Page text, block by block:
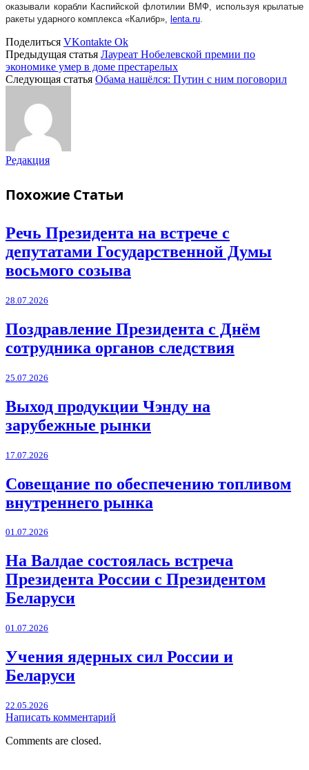
оказывали корабли Каспийской флотилии ВМФ, используя крылатые
ракеты ударного комплекса «Калибр»,
lenta.ru
Поделиться VKontakte Ok
Предыдущая статья Лауреат Нобелевской премии по
экономике умер в доме престарелых
Следующая статья Обама нашёлся: Путин с ним поговорил
Редакция
Похожие Статьи
Речь Президента на встрече с
депутатами Государственной Думы
восьмого созыва
28.07.2026
Поздравление Президента с Днём
сотрудника органов следствия
25.07.2026
Выход продукции Чэнду на
зарубежные рынки
17.07.2026
Совещание по обеспечению топливом
внутреннего рынка
01.07.2026
На Валдае состоялась встреча
Президента России с Президентом
Беларуси
01.07.2026
Учения ядерных сил России и
Беларуси
22.05.2026
Написать комментарий
Comments are closed.